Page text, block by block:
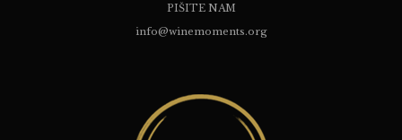
PIŠITE NAM
info@winemoments.org